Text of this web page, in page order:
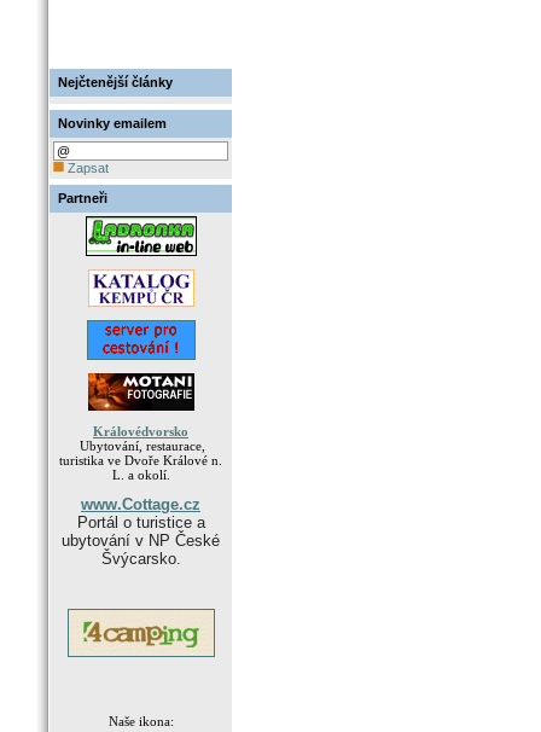
Nejčtenější články
Novinky emailem
Zapsat
Partneři
Královédvorsko
Ubytování, restaurace,
turistika ve Dvoře Králové n.
L. a okolí.
www.Cottage.cz
Portál o turistice a
ubytování v NP České
Švýcarsko.
Naše ikona: